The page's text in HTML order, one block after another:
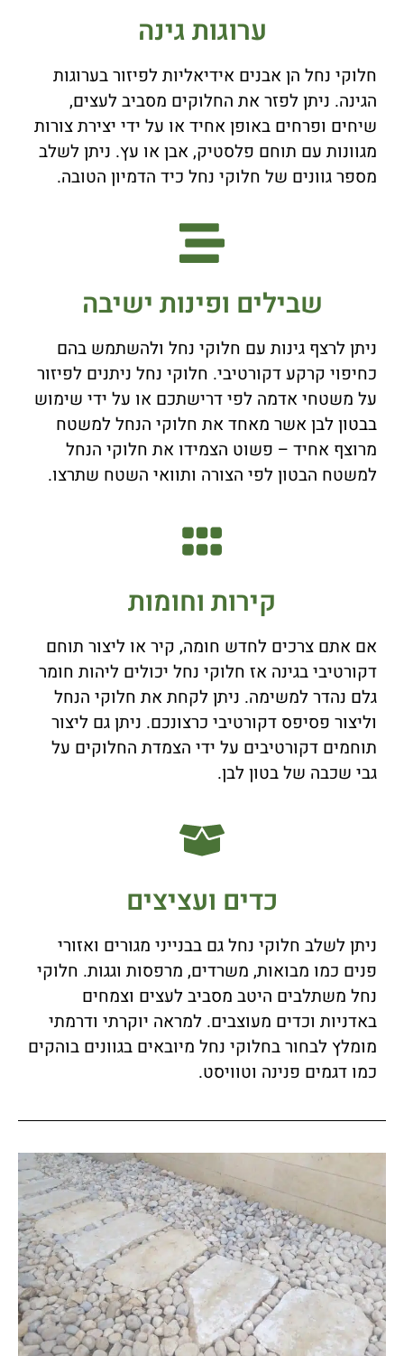
ערוגות גינה
חלוקי נחל הן אבנים אידיאליות לפיזור בערוגות
הגינה. ניתן לפזר את החלוקים מסביב לעצים,
שיחים ופרחים באופן אחיד או על ידי יצירת צורות
מגוונות עם תוחם פלסטיק, אבן או עץ. ניתן לשלב
מספר גוונים של חלוקי נחל כיד הדמיון הטובה.
שבילים ופינות ישיבה
ניתן לרצף גינות עם חלוקי נחל ולהשתמש בהם
כחיפוי קרקע דקורטיבי. חלוקי נחל ניתנים לפיזור
על משטחי אדמה לפי דרישתכם או על ידי שימוש
בבטון לבן אשר מאחד את חלוקי הנחל למשטח
מרוצף אחיד – פשוט הצמידו את חלוקי הנחל
למשטח הבטון לפי הצורה ותוואי השטח שתרצו.
קירות וחומות
אם אתם צרכים לחדש חומה, קיר או ליצור תוחם
דקורטיבי בגינה אז חלוקי נחל יכולים ליהות חומר
גלם נהדר למשימה. ניתן לקחת את חלוקי הנחל
וליצור פסיפס דקורטיבי כרצונכם. ניתן גם ליצור
תוחמים דקורטיבים על ידי הצמדת החלוקים על
גבי שכבה של בטון לבן.
כדים ועציצים
ניתן לשלב חלוקי נחל גם בבנייני מגורים ואזורי
פנים כמו מבואות, משרדים, מרפסות וגגות. חלוקי
נחל משתלבים היטב מסביב לעצים וצמחים
באדניות וכדים מעוצבים. למראה יוקרתי ודרמתי
מומלץ לבחור בחלוקי נחל מיובאים בגוונים בוהקים
כמו דגמים פנינה וטוויסט.